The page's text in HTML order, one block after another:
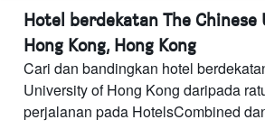
Hotel berdekatan The
Hong Kong, Hong Kong
Cari dan bandingkan hotel
University of Hong Kong daripada
perjalanan pada HotelsCombined